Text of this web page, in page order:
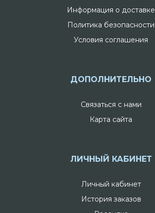
Информация о доставке
Политика безопасности
Условия соглашения
ДОПОЛНИТЕЛЬНО
Связаться с нами
Карта сайта
ЛИЧНЫЙ КАБИНЕТ
Личный кабинет
История заказов